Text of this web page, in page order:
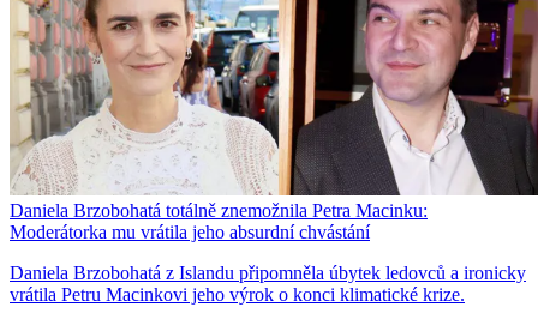
Daniela Brzobohatá totálně znemožnila Petra Macinku:
Moderátorka mu vrátila jeho absurdní chvástání
Daniela Brzobohatá z Islandu připomněla úbytek ledovců a ironicky
vrátila Petru Macinkovi jeho výrok o konci klimatické krize.